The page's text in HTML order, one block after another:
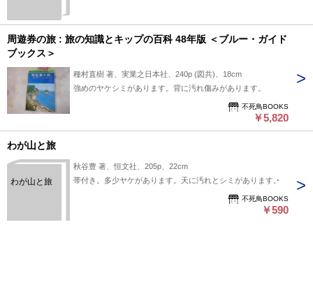
周遊券の旅 : 旅の知識とキップの百科 48年版 ＜ブルー・ガイド
ブックス＞
種村直樹 著、実業之日本社、240p (図共)、18cm
強めのヤケシミがあります。背に汚れ傷みがあります。
不死鳥BOOKS
￥5,820
わが山と旅
わが山と旅
秋谷豊 著、恒文社、205p、22cm
帯付き。多少ヤケがあります。天に汚れとシミがあります。
不死鳥BOOKS
￥590